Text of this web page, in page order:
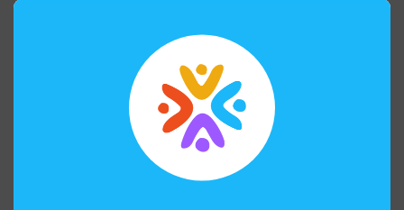
El juego "Escondite en la oscuridad" nos pareció muy
divertido y original. Ideal para todas las edades y grupos
grandes. Nos reímos mucho con las dinámicas que se
daban al interactuar en un entorno oscuro (aunque a
veces habían algunas luces de ambientación) y con
ruidos de fondo. Fue muy emocionante recorrer el
laberinto lleno de recovecos, pasadizos y trampas
buscando ciudadanos o escondiéndonos de los
fantasmas. Mis hijos salieron encantados y con ganas